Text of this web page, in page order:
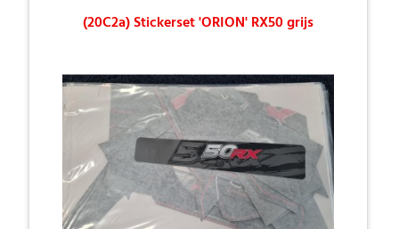
(20C2a) Stickerset 'ORION' RX50 grijs